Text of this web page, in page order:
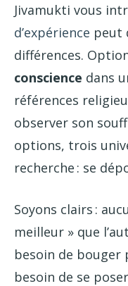
Jivamukti vous
d’expérience peut
différences.
conscience dans
références
observer son
options, trois
recherche : se
Soyons clairs :
meilleur » que
besoin de bouger
besoin de se